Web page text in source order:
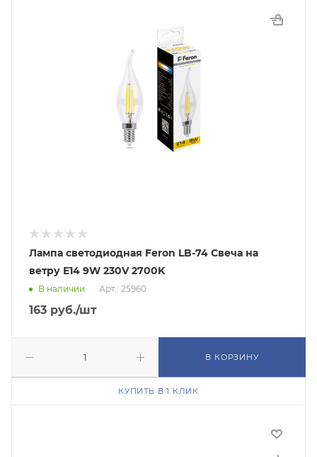
Лампа светодиодная Feron LB-74 Свеча на
ветру E14 9W 230V 2700K
В наличии Арт.: 25960
163 руб./шт
В КОРЗИНУ
КУПИТЬ В 1 КЛИК